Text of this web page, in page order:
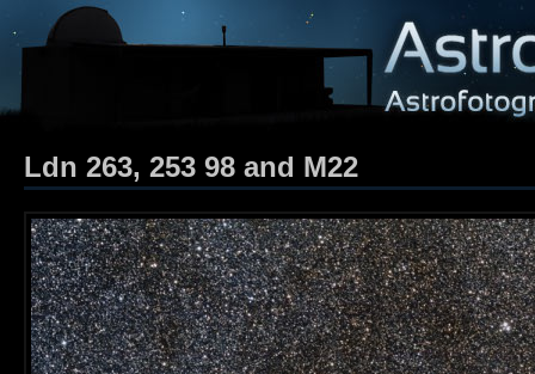
Ldn 263, 253 98 and M22